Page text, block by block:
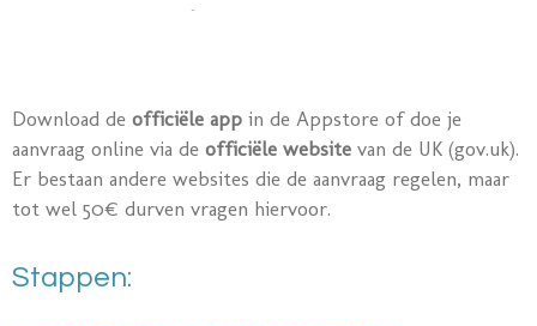
Download de officiële app in de Appstore of doe je
aanvraag online via de officiële website van de UK (gov.uk).
Er bestaan andere websites die de aanvraag regelen, maar
tot wel 50€ durven vragen hiervoor.
Stappen: